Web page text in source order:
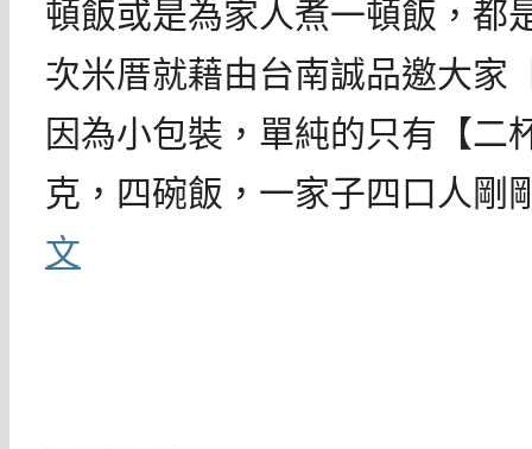
頓飯或是為家人煮一頓飯，都
次米厝就藉由台南誠品邀大家
因為小包裝，單純的只有【二
克，四碗飯，一家子四口人剛
文